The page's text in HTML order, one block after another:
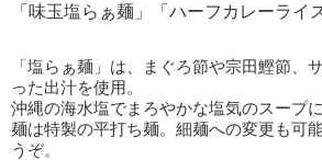
「味玉塩らぁ麺」「ハーフカレーライ
「塩らぁ麺」は、まぐろ節や宗田鰹節、
った出汁を使用。
沖縄の海水塩でまろやかな塩気のスープ
麺は特製の平打ち麺。細麺への変更も可
うぞ。